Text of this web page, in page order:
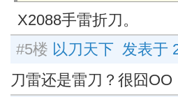
X2088手雷折刀。
#5楼 以刀天下 发表于
刀雷还是雷刀？很囧OO